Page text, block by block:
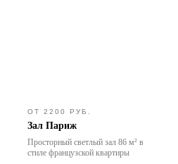
ОТ 2200 РУБ.
Зал Париж
Просторный светлый зал 86 м² в
стиле французской квартиры